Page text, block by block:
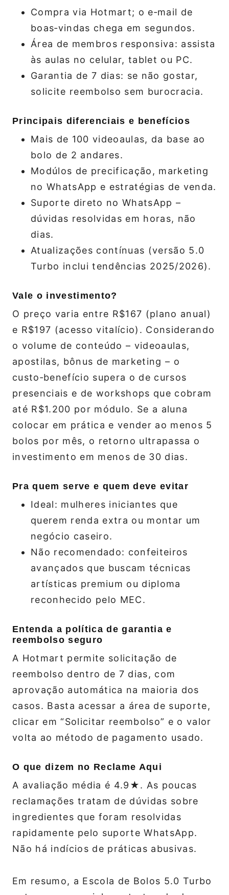
Compra via Hotmart; o e‑mail de
boas‑vindas chega em segundos.
Área de membros responsiva: assista
às aulas no celular, tablet ou PC.
Garantia de 7 dias: se não gostar,
solicite reembolso sem burocracia.
Principais diferenciais e benefícios
Mais de 100 videoaulas, da base ao
bolo de 2 andares.
Modúlos de precificação, marketing
no WhatsApp e estratégias de venda.
Suporte direto no WhatsApp –
dúvidas resolvidas em horas, não
dias.
Atualizações contínuas (versão 5.0
Turbo inclui tendências 2025/2026).
Vale o investimento?
O preço varia entre R$167 (plano anual)
e R$197 (acesso vitalício). Considerando
o volume de conteúdo – videoaulas,
apostilas, bônus de marketing – o
custo‑benefício supera o de cursos
presenciais e de workshops que cobram
até R$1.200 por módulo. Se a aluna
colocar em prática e vender ao menos 5
bolos por mês, o retorno ultrapassa o
investimento em menos de 30 dias.
Pra quem serve e quem deve evitar
Ideal: mulheres iniciantes que
querem renda extra ou montar um
negócio caseiro.
Não recomendado: confeiteiros
avançados que buscam técnicas
artísticas premium ou diploma
reconhecido pelo MEC.
Entenda a política de garantia e
reembolso seguro
A Hotmart permite solicitação de
reembolso dentro de 7 dias, com
aprovação automática na maioria dos
casos. Basta acessar a área de suporte,
clicar em “Solicitar reembolso” e o valor
volta ao método de pagamento usado.
O que dizem no Reclame Aqui
A avaliação média é 4.9★. As poucas
reclamações tratam de dúvidas sobre
ingredientes que foram resolvidas
rapidamente pelo suporte WhatsApp.
Não há indícios de práticas abusivas.
Em resumo, a Escola de Bolos 5.0 Turbo